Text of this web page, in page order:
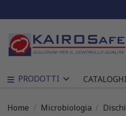
PRODOTTI CATALOGHI
Home Microbiologia